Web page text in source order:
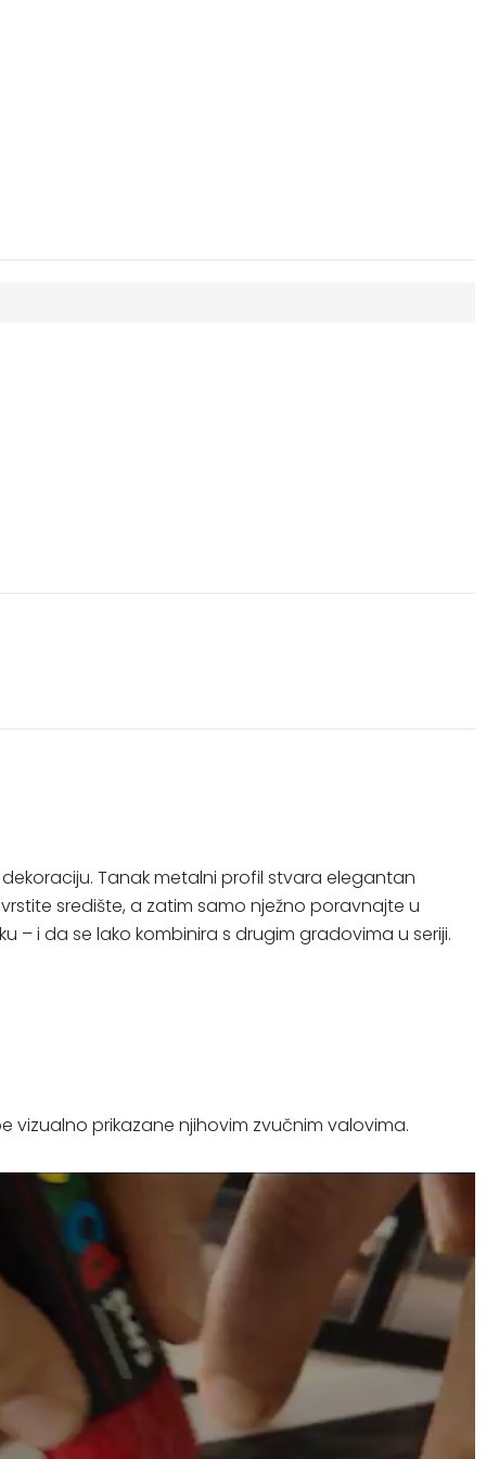
Tanak metalni profil stvara elegantan
središte, a zatim samo nježno poravnajte u
i da se lako kombinira s drugim gradovima u seriji.
vizualno prikazane njihovim zvučnim valovima.